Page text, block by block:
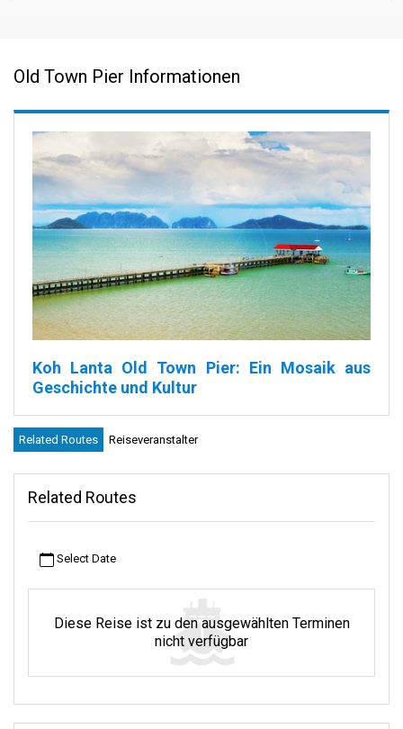
Old Town Pier Informationen
Koh Lanta Old Town Pier: Ein Mosaik aus
Geschichte und Kultur
Koh Lanta ist eine hübsche Insel an der Ostküste Thailands. Auf
dieser Insel gibt es einen besonderen Ort, die Altstadt von Koh
Geschichten über Seenomaden. Sie sind wie Reisende auf dem
Meer. Und Sie erfahren, wie Menschen aus China vor langer Zeit
nicht irgendein Pier. Er ist hoch auf hölzernen Beinen,
sogenannten Stelzen, gebaut. Er steht schon sehr lange dort und
hat viele, viele Tage erlebt. Er ist wie das Herz der Stadt, in dem
so viele Erinnerungen und Geschichten stecken.
Der lange Pier der Altstadt von Koh Lanta erstreckt sich weit ins
Related Routes Reiseveranstalter
Related Routes
Select Date
Diese Reise ist zu den ausgewählten Terminen
nicht verfügbar